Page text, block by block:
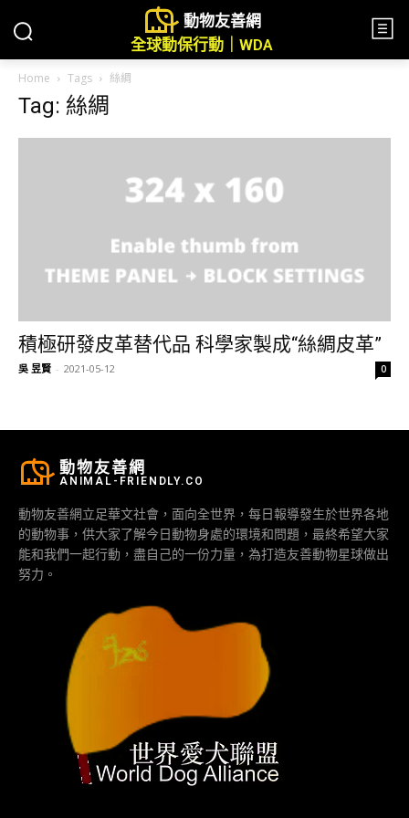
動物友善網
全球動保行動｜WDA
Home Tags 絲綢
Tag: 絲綢
積極研發皮革替代品 科學家製成“絲綢皮革”
吳 昱賢 - 2021-05-12 0
動物友善網
ANIMAL-FRIENDLY.CO
動物友善網立足華文社會，面向全世界，每日報導發生於世界各地
的動物事，供大家了解今日動物身處的環境和問題，最終希望大家
能和我們一起行動，盡自己的一份力量，為打造友善動物星球做出
努力。